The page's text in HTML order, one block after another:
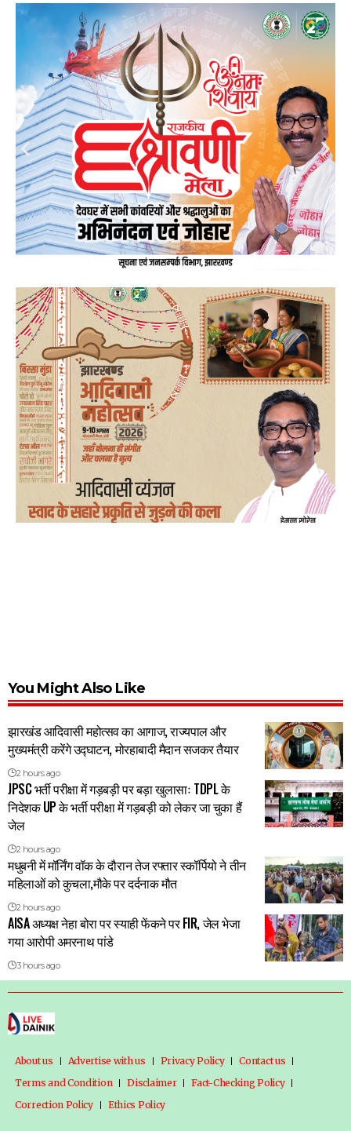
You Might Also Like
झारखंड आदिवासी महोत्सव का आगाज, राज्यपाल और
मुख्यमंत्री करेंगे उद्घाटन, मोरहाबादी मैदान सजकर तैयार
2 hours ago
JPSC भर्ती परीक्षा में गड़बड़ी पर बड़ा खुलासाः TDPL के
निदेशक UP के भर्ती परीक्षा में गड़बड़ी को लेकर जा चुका हैं
जेल
2 hours ago
मधुबनी में मॉर्निंग वॉक के दौरान तेज रफ्तार स्कॉर्पियो ने तीन
महिलाओं को कुचला,मौके पर दर्दनाक मौत
2 hours ago
AISA अध्यक्ष नेहा बोरा पर स्याही फेंकने पर FIR, जेल भेजा
गया आरोपी अमरनाथ पांडे
3 hours ago
About us Advertise with us Privacy Policy
Contact us
Terms and Condition
Disclaimer
Fact-Checking Policy
Correction Policy
Ethics Policy